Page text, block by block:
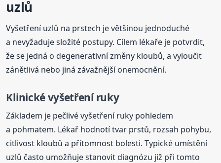
uzlů
Vyšetření uzlů na prstech je většinou jednoduché
a nevyžaduje složité postupy. Cílem lékaře je potvrdit,
že se jedná o degenerativní změny kloubů, a vyloučit
zánětlivá nebo jiná závažnější onemocnění.
Klinické vyšetření ruky
Základem je pečlivé vyšetření ruky pohledem
a pohmatem. Lékař hodnotí tvar prstů, rozsah pohybu,
citlivost kloubů a přítomnost bolesti. Typické umístění
uzlů často umožňuje stanovit diagnózu již při tomto